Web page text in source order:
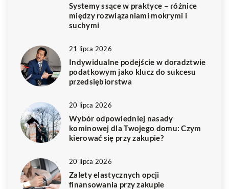
Systemy ssące w praktyce – różnice
między rozwiązaniami mokrymi i
suchymi
21 lipca 2026
Indywidualne podejście w doradztwie
podatkowym jako klucz do sukcesu
przedsiębiorstwa
20 lipca 2026
Wybór odpowiedniej nasady
kominowej dla Twojego domu: Czym
kierować się przy zakupie?
20 lipca 2026
Zalety elastycznych opcji
finansowania przy zakupie